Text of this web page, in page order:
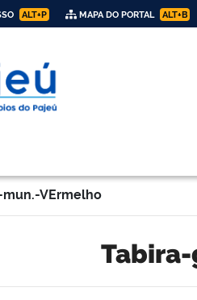
ALT+P MAPA DO PORTAL ALT+B
VErmelho